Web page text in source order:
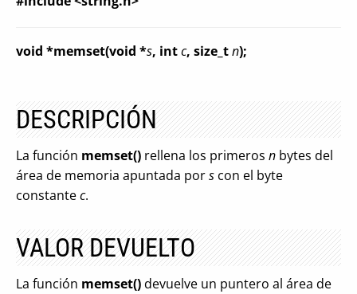
void *memset(void *s, intc, size_tn);
DESCRIPCIÓN
La función memset() rellena los primeros n bytes del
área de memoria apuntada pors con el byte
constantec.
VALOR DEVUELTO
La función memset()devuelve un puntero al área de